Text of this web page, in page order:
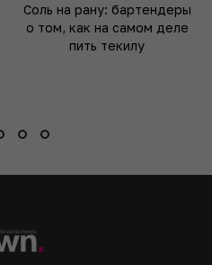
Соль на рану: бартендеры
о том, как на самом деле
пить текилу